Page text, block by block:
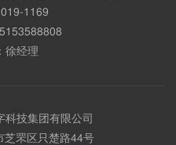
1169
徐经理
技集团有限公司
芝罘区只楚路44号